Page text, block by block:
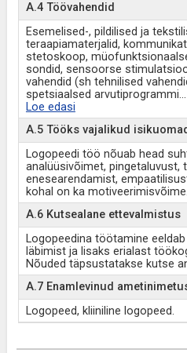
A.4 Töövahendid
Esemelised-, pildilised ja
teraapiamaterjalid,
stetoskoop,
sondid, sensoorse
vahendid (sh tehnilised
spetsiaalsed arvutiprogrammi...
Loe edasi
A.5 Tööks vajalikud
Logopeedi töö nõuab head
analüüsivõimet, pingetaluvust,
enesearendamist,
kohal on ka motiveerimisvõime.
A.6 Kutsealane ettevalmistus
Logopeedina töötamine
läbimist ja lisaks erialast
Nõuded täpsustatakse kutse
A.7 Enamlevinud
Logopeed, kliiniline logopeed.